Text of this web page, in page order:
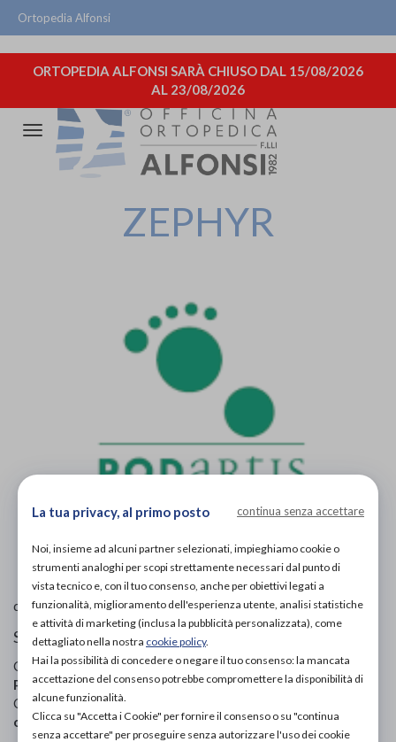
Ortopedia Alfonsi
ORTOPEDIA ALFONSI SARÀ CHIUSO DAL 15/08/2026
AL 23/08/2026
Attiva/disattiva
navigazione
ZEPHYR
rispecchiare appieno le caratteristiche del prodotto.
di Podartis
Scarpe ortopediche
Codice OTGP:PODRH21549| Riferimento produttore:
PA20384| Codice Nomenclatore tariffario:06.33.03 |
Categoria:Calzature ortopediche e plantari
ortopediche»Unisex
La tua privacy, al primo posto continua senza accettare
Noi, insieme ad alcuni partner selezionati, impieghiamo cookie o
strumenti analoghi per scopi strettamente necessari dal punto di
vista tecnico e, con il tuo consenso, anche per obiettivi legati a
funzionalità, miglioramento dell'esperienza utente, analisi statistiche
e attività di marketing (inclusa la pubblicità personalizzata), come
dettagliato nella nostra cookie policy.
Hai la possibilità di concedere o negare il tuo consenso: la mancata
accettazione del consenso potrebbe compromettere la disponibilità di
alcune funzionalità.
Clicca su "Accetta i Cookie" per fornire il consenso o su "continua
senza accettare" per proseguire senza autorizzare l'uso dei cookie